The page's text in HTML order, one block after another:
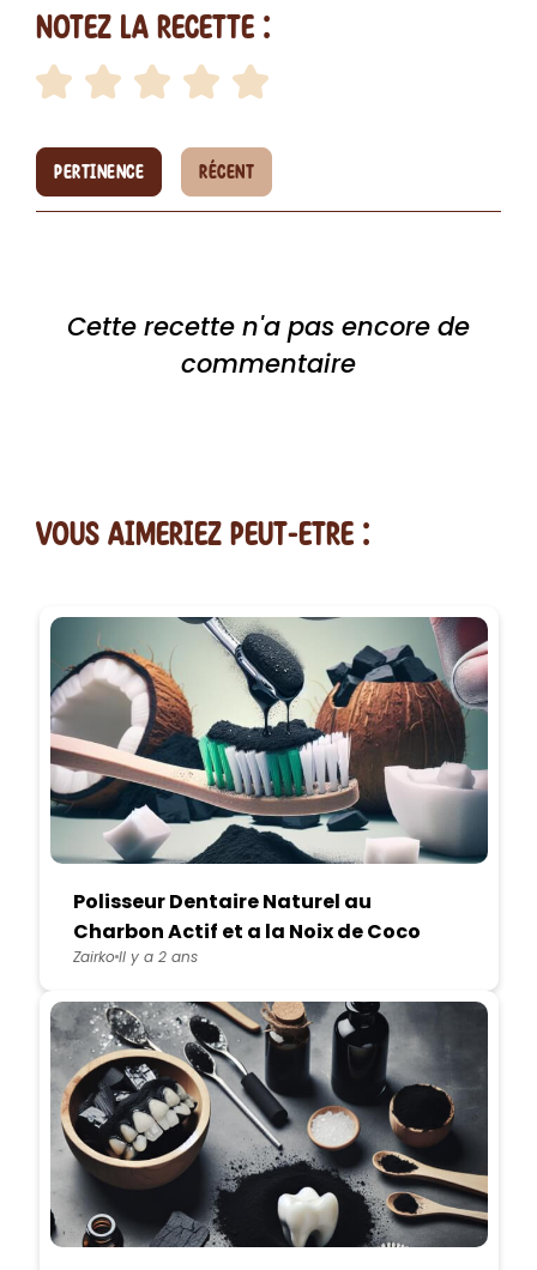
Notez la recette :
PERTINENCE RÉCENT
Cette recette n'a pas encore de
commentaire
vous AIMERiEZ PEUT-ETRE :
Polisseur Dentaire Naturel au
Charbon Actif et a la Noix de Coco
ZairkoIl y a 2 ans